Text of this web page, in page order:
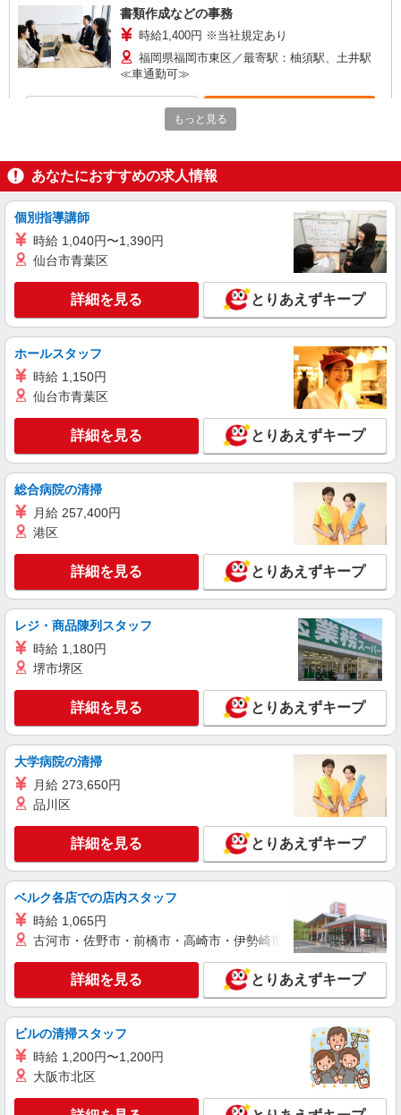
書類作成などの事務
時給1,400円 ※当社規定あり
福岡県福岡市東区／最寄駅：柚須駅、土井駅
≪車通勤可≫
パーソルエクセルHRパートナーズ株式会社
工事費用計算の事務サポート
福岡県福岡市東区／最寄駅：柚須駅、土井駅
キープ 詳細を見る
株式会社ユース 福岡支店/y03_0526
福岡県福岡市東区
キープ 詳細を見る
派遣社員
株式会社キャリアップ
時給1250円×８H×21日勤務＝月収21万円 プラス残
業や休日出勤をすると更に収入アップ♪ ※残業時
給：1250円⇒1563円 ※休日時給(日曜日)：1250円
⇒1688円
福岡市東区箱崎ふ頭
詳細を見る
TOPPAN株式会社/KZ1850421
申請書の確認や入力などの事務（短期）
時給1,300円×7.75Ｈ/日×20日 ＝201,500円+交通
月の出勤日数×交通費日額と比較し、小額の方を支
給 ・最安値ルートでの支給 ・バスは1.5ｋｍ以上
詳細を見る
TOPPAN株式会社/KZ1830421
申請書のチェックや入力などの事務
時給1,400円×7.75Ｈ/日×20日 ＝217,000円+交通
月の出勤日数×交通費日額と比較し、小額の方を支
給 ・最安値ルートでの支給 ・バスは1.5ｋｍ以上
の距離が必要
福岡市東区箱崎
キープ 詳細を見る
契約社員
株式会社 長大テック 福岡支店
月給250000円以上 ※試用期間3ヶ月（賃金同
もっと見る
あなたにおすすめの求人情報
個別指導講師
時給 1,040円〜1,390円
仙台市青葉区
詳細を見る とりあえずキープ
ホールスタッフ
時給 1,150円
仙台市青葉区
詳細を見る とりあえずキープ
総合病院の清掃
月給 257,400円
港区
詳細を見る とりあえずキープ
レジ・商品陳列スタッフ
時給 1,180円
堺市堺区
詳細を見る とりあえずキープ
大学病院の清掃
月給 273,650円
品川区
詳細を見る とりあえずキープ
ベルク各店での店内スタッフ
時給 1,065円
古河市・佐野市・前橋市・高崎市・伊勢崎市・太田市・館林市
詳細を見る とりあえずキープ
ビルの清掃スタッフ
時給 1,200円〜1,200円
大阪市北区